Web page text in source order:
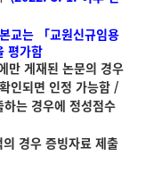
교는 「교원신규임용
평가함
만 게재된 논문의 경우
되면 인정 가능함 /
는 경우에 정성점수
경우 증빙자료 제출